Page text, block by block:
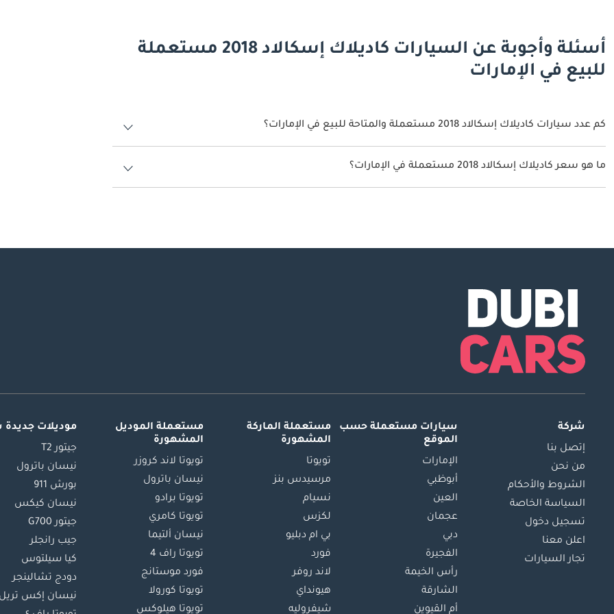
أسئلة وأجوبة عن السيارات كاديلاك إسكالاد 2018 مستعملة
للبيع في الإمارات
كم عدد سيارات كاديلاك إسكالاد 2018 مستعملة والمتاحة للبيع في الإمارات؟
1 سيارة كاديلاك إسكالاد 2018 مستعملة متوفرة للبيع في الإمارات.
ما هو سعر كاديلاك إسكالاد 2018 مستعملة في الإمارات؟
يبدأ سعر سيارة كاديلاك إسكالاد 2018 مستعملة في الإمارات 149,000.
شركة
إتصل بنا
من نحن
الشروط والأحكام
السياسة الخاصة
تسجيل دخول
اعلن معنا
تجار السيارات
سيارات مستعملة حسب
الموقع
الإمارات
أبوظبي
العين
عجمان
دبي
الفجيرة
رأس الخيمة
الشارقة
أم القيوين
مستعملة الماركة
المشهورة
تويوتا
مرسيدس بنز
نسيام
لكزس
بي ام دبليو
فورد
لاند روفر
هيونداي
شيفروليه
مستعملة الموديل
المشهورة
تويوتا لاند كروزر
نيسان باترول
تويوتا برادو
تويوتا كامري
نيسان ألتيما
تويوتا راف 4
فورد موستانج
تويوتا كورولا
تويوتا هيلوكس
موديلات
جيتور T2
نيسان باترول
بورش 911
نيسان كيكس
جيتور G700
جيب رانجلر
كيا سيلتوس
دودج تشالينجر
نيسان إكس تريل